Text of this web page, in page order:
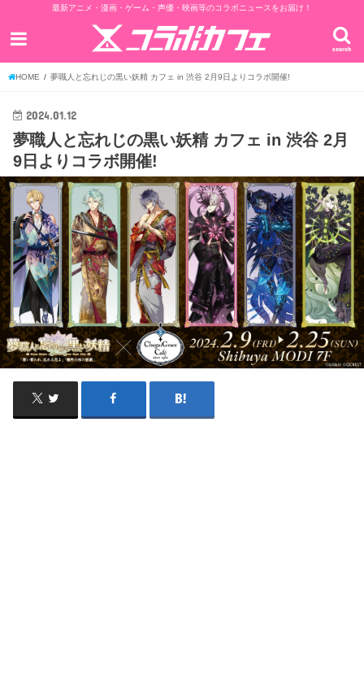
最新アニメ・漫画・ゲーム・声優・映画等のコラボニュースをお届け！
search
HOME 夢職人と忘れじの黒い妖精 カフェ in 渋谷 2月9日よりコラボ開催!
2024.01.12
夢職人と忘れじの黒い妖精 カフェ in 渋谷 2月
9日よりコラボ開催!